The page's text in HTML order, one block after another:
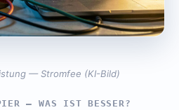
— Stromfee (KI-Bild)
– WAS IST BESSER?